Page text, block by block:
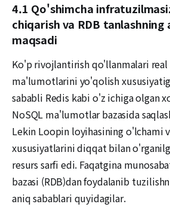
4.1 Qo'shimcha
chiqarish va RDB
maqsadi
Ko'p rivojlantirish qo'llanmalari real
ma'lumotlarini yo'qolish
sababli Redis kabi o'z ichiga olgan
NoSQL ma'lumotlar bazasida
Lekin Loopin loyihasining o'lchami
xususiyatlarini diqqat bilan
resurs sarfi edi. Faqatgina
bazasi (RDB)dan foydalanib
aniq sabablari quyidagilar.